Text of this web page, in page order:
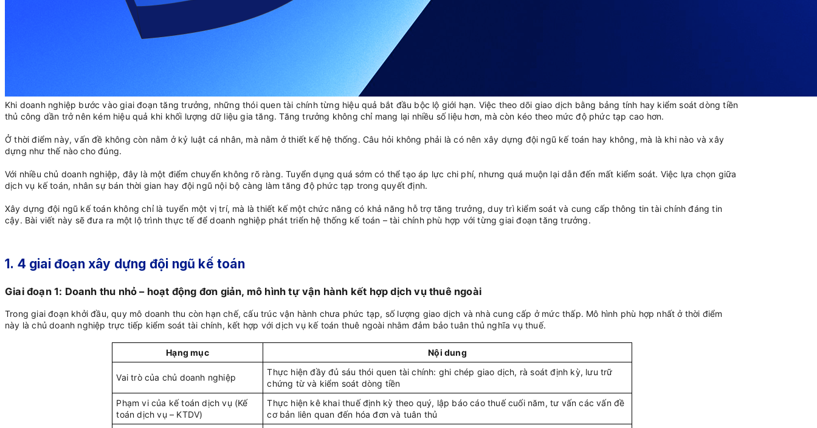
Khi doanh nghiệp bước vào giai đoạn tăng trưởng, những thói quen tài chính từng hiệu quả bắt đầu bộc lộ giới hạn. Việc theo dõi giao dịch bằng bảng tính hay kiểm soát dòng tiền
thủ công dần trở nên kém hiệu quả khi khối lượng dữ liệu gia tăng. Tăng trưởng không chỉ mang lại nhiều số liệu hơn, mà còn kéo theo mức độ phức tạp cao hơn.
Ở thời điểm này, vấn đề không còn nằm ở kỷ luật cá nhân, mà nằm ở thiết kế hệ thống. Câu hỏi không phải là có nên xây dựng đội ngũ kế toán hay không, mà là khi nào và xây
dựng như thế nào cho đúng.
Với nhiều chủ doanh nghiệp, đây là một điểm chuyển không rõ ràng. Tuyển dụng quá sớm có thể tạo áp lực chi phí, nhưng quá muộn lại dẫn đến mất kiểm soát. Việc lựa chọn giữa
dịch vụ kế toán, nhân sự bán thời gian hay đội ngũ nội bộ càng làm tăng độ phức tạp trong quyết định.
Xây dựng đội ngũ kế toán không chỉ là tuyển một vị trí, mà là thiết kế một chức năng có khả năng hỗ trợ tăng trưởng, duy trì kiểm soát và cung cấp thông tin tài chính đáng tin
cậy. Bài viết này sẽ đưa ra một lộ trình thực tế để doanh nghiệp phát triển hệ thống kế toán – tài chính phù hợp với từng giai đoạn tăng trưởng.
1. 4 giai đoạn xây dựng đội ngũ kế toán
Giai đoạn 1: Doanh thu nhỏ – hoạt động đơn giản, mô hình tự vận hành kết hợp dịch vụ thuê ngoài
Trong giai đoạn khởi đầu, quy mô doanh thu còn hạn chế, cấu trúc vận hành chưa phức tạp, số lượng giao dịch và nhà cung cấp ở mức thấp. Mô hình phù hợp nhất ở thời điểm
này là chủ doanh nghiệp trực tiếp kiểm soát tài chính, kết hợp với dịch vụ kế toán thuê ngoài nhằm đảm bảo tuân thủ nghĩa vụ thuế.
Hạng mục Nội dung
Vai trò của chủ doanh nghiệp
Thực hiện đầy đủ sáu thói quen tài chính: ghi chép giao dịch, rà soát định kỳ, lưu trữ
chứng từ và kiểm soát dòng tiền
Phạm vi của kế toán dịch vụ (Kế
toán dịch vụ – KTDV)
Thực hiện kê khai thuế định kỳ theo quý, lập báo cáo thuế cuối năm, tư vấn các vấn đề
cơ bản liên quan đến hóa đơn và tuân thủ